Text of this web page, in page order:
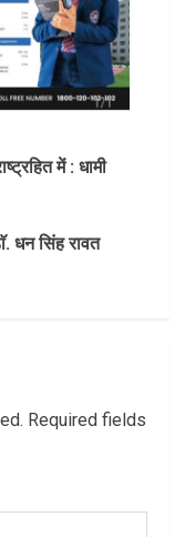
में : धामी
धन सिंह रावत
Required fields